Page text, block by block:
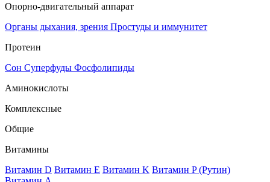
Опорно-двигательный аппарат
Органы дыхания, зрения Простуды и иммунитет
Протеин
Сон Суперфуды Фосфолипиды
Аминокислоты
Комплексные
Общие
Витамины
Витамин D Витамин E Витамин K Витамин P (Рутин)